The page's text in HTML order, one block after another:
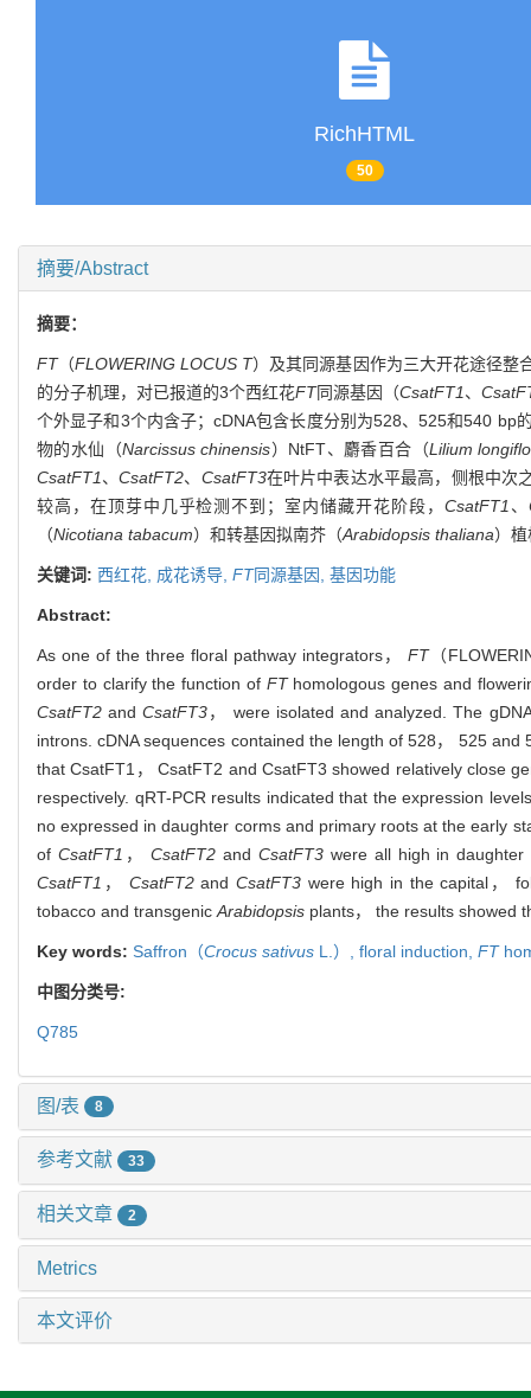
RichHTML
50
摘要/Abstract
摘要：
FT（FLOWERING LOCUS T）及其同源基因作为三大开花途径整
的分子机理，对已报道的3个西红花FT同源基因（CsatFT1、
个外显子和3个内含子；cDNA包含长度分别为528、525和540
物的水仙（Narcissus chinensis）NtFT、麝香百合（Lilium
CsatFT1、CsatFT2、 CsatFT3在叶片中表达水平最高，侧根中次
较高，在顶芽中几乎检测不到；室内储藏开花阶段， CsatFT1 、
（Nicotiana tabacum）和转基因拟南芥（Arabidopsis thaliana）
关键词: 西红花, 成花诱导, FT同源基因, 基因功能
Abstract:
As one of the three floral pathway integrators， FT（
order to clarify the function of FThomologous genes and
CsatFT2 andCsatFT3， were isolated and analyzed. The
introns. cDNA sequences contained the length of 528， 525
that CsatFT1， CsatFT2 and CsatFT3 showed relatively close
respectively. qRT-PCR results indicated that the expression
no expressed in daughter corms and primary roots at the early
of CsatFT1 ，CsatFT2 andCsatFT3 were all high in
CsatFT1 ， CsatFT2andCsatFT3 were high in the capital，
tobacco and transgenic Arabidopsis plants， the results showed
Key words: Saffron（Crocus sativus L.）, floral induction, FT
中图分类号:
Q785
图/表 8
参考文献 33
相关文章 2
Metrics
本文评价